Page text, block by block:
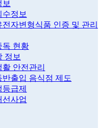
수정보
자변형식품 인증 및 관리
독 현황
정보
안전관리
반출입 음식점 제도
급제
선사업